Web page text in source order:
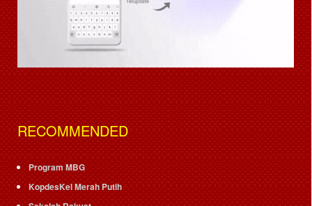
RECOMMENDED
Program MBG
KopdesKel Merah Putih